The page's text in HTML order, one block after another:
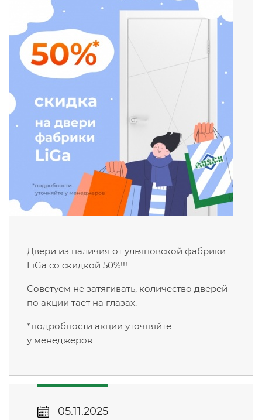
Двери из наличия от ульяновской фабрики
LiGa со скидкой 50%!!!
Советуем не затягивать, количество дверей
по акции тает на глазах.
*подробности акции уточняйте
у менеджеров
05.11.2025